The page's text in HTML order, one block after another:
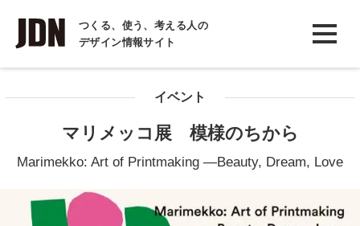
つくる、使う、考える人の
デザイン情報サイト
INTERVIEW
インタビュー
COLUMN
イベント
マリメッコ展 模様のちから
Marimekko: Art of Printmaking ―Beauty, Dream, Love